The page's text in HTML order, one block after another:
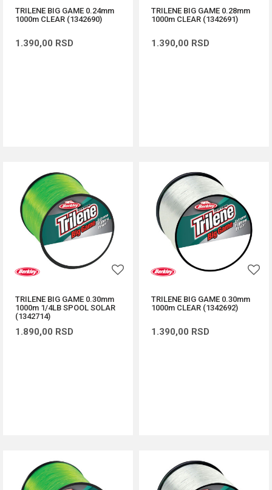
TRILENE BIG GAME 0.24mm
1000m CLEAR (1342690)
1.390,00 RSD
TRILENE BIG GAME 0.28mm
1000m CLEAR (1342691)
1.390,00 RSD
TRILENE BIG GAME 0.30mm
1000m 1/4LB SPOOL SOLAR
(1342714)
1.890,00 RSD
TRILENE BIG GAME 0.30mm
1000m CLEAR (1342692)
1.390,00 RSD